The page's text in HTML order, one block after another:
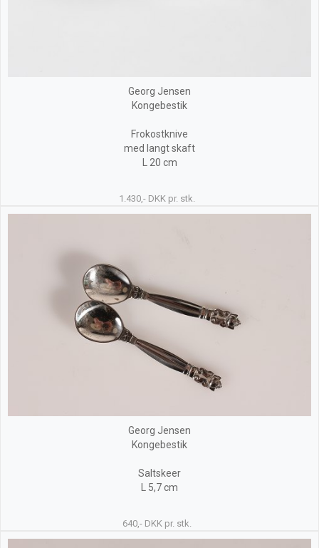
Georg Jensen
Kongebestik
Frokostknive
med langt skaft
L 20 cm
1.430,- DKK pr. stk.
Georg Jensen
Kongebestik
Saltskeer
L 5,7 cm
640,- DKK pr. stk.